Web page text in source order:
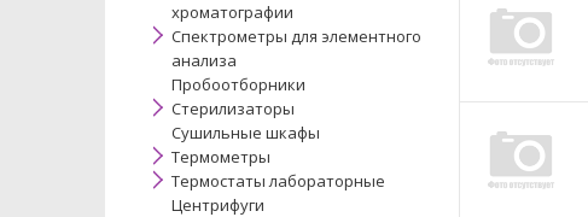
хроматографии
Спектрометры для элементного
анализа
Пробоотборники
Стерилизаторы
Сушильные шкафы
Термометры
Термостаты лабораторные
Центрифуги